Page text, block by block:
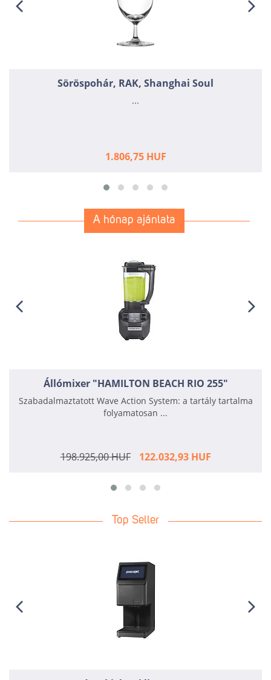
Söröspohár, RAK, Shanghai Soul
...
1.806,75 HUF
A hónap ajánlata
Állómixer "HAMILTON BEACH RIO 255"
Szabadalmaztatott Wave Action System: a tartály tartalma
folyamatosan ...
198.925,00 HUF 122.032,93 HUF
Top Seller